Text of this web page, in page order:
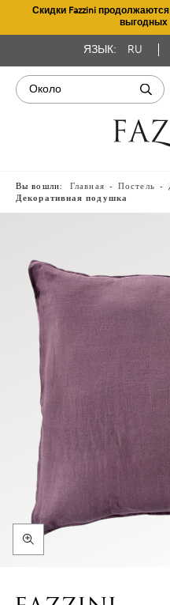
Скидки Fazzini
выгодных
ЯЗЫК: RU
Вы вошли: Главная Постель
Декоративная подушка